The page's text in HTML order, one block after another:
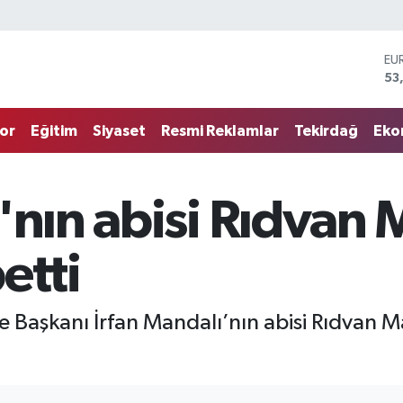
Eğitim Siyaset Resmi Reklamlar Tekirdağ
abisi Rıdvan
İrfan Mandalı’nın abisi Rıdvan